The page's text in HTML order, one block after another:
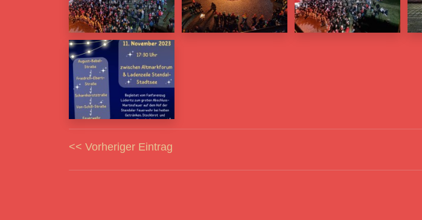
<< Vorheriger Eintrag